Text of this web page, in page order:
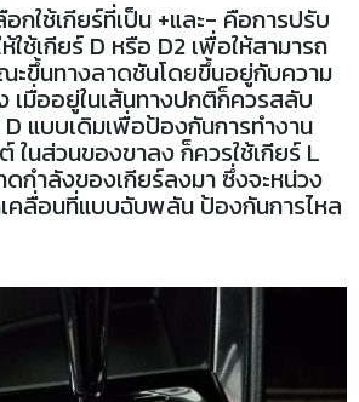
กใช้เกียร์ที่เป็น +และ- คือการปรับ
ใช้เกียร์ D หรือ D2 เพื่อให้สามารถ
ะขึ้นทางลาดชันโดยขึ้นอยู่กับความ
เมื่ออยู่ในเส้นทางปกติก็ควรสลับ
D แบบเดิมเพื่อป้องกันการทำงาน
ในส่วนของขาลง ก็ควรใช้เกียร์ L
กำลังของเกียร์ลงมา ซึ่งจะหน่วง
คลื่อนที่แบบฉับพลัน ป้องกันการไหล